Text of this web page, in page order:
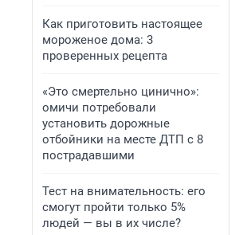
Как приготовить настоящее
мороженое дома: 3
проверенных рецепта
«Это смертельно цинично»:
омичи потребовали
установить дорожные
отбойники на месте ДТП с 8
пострадавшими
Тест на внимательность: его
смогут пройти только 5%
людей — вы в их числе?